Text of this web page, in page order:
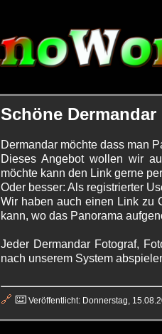
Schöne
Dermandar möchte dass man
Dieses Angebot wollen wir
möchte kann den Link gerne
Oder besser: Als registrierter
Wir haben auch einen Link zu
kann, wo das Panorama
Jeder Dermandar Fotograf,
nach unserem System
🔗 ⌨️ Veröffentlicht: Donnerstag,